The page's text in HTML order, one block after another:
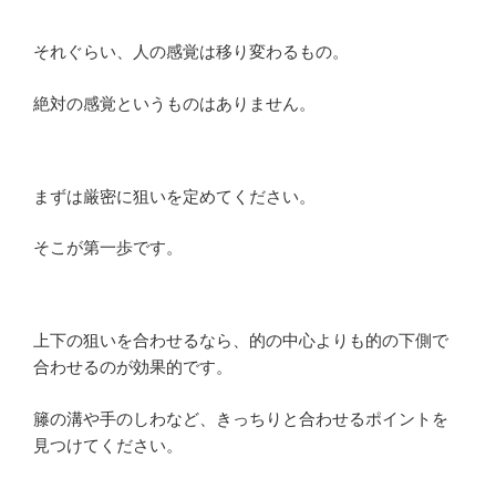
それぐらい、人の感覚は移り変わるもの。
絶対の感覚というものはありません。
まずは厳密に狙いを定めてください。
そこが第一歩です。
上下の狙いを合わせるなら、的の中心よりも的の下側で
合わせるのが効果的です。
籐の溝や手のしわなど、きっちりと合わせるポイントを
見つけてください。